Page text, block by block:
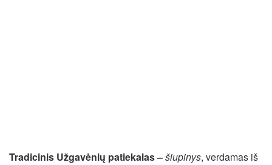
Tradicinis Užgavėnių patiekalas–šiupinys, verdamas iš